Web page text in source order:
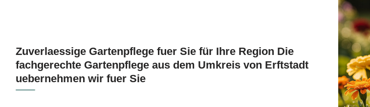
Zuverlaessige Gartenpflege fuer Sie für Ihre Region Die
fachgerechte Gartenpflege aus dem Umkreis von Erftstadt
uebernehmen wir fuer Sie